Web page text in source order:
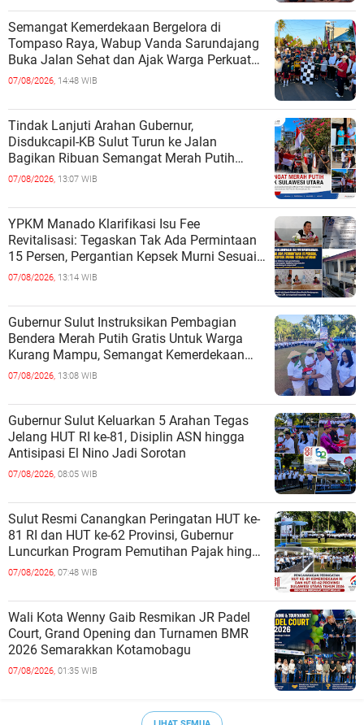
Semangat Kemerdekaan Bergelora di
Tompaso Raya, Wabup Vanda Sarundajang
Buka Jalan Sehat dan Ajak Warga Perkuat
Persatuan
07/08/2026, 14:48 WIB
Tindak Lanjuti Arahan Gubernur,
Disdukcapil-KB Sulut Turun ke Jalan
Bagikan Ribuan Semangat Merah Putih
kepada Masyarakat
07/08/2026, 13:07 WIB
YPKM Manado Klarifikasi Isu Fee
Revitalisasi: Tegaskan Tak Ada Permintaan
15 Persen, Pergantian Kepsek Murni Sesuai
Aturan
07/08/2026, 13:14 WIB
Gubernur Sulut Instruksikan Pembagian
Bendera Merah Putih Gratis Untuk Warga
Kurang Mampu, Semangat Kemerdekaan
Harus Dirasakan Semua
07/08/2026, 13:08 WIB
Gubernur Sulut Keluarkan 5 Arahan Tegas
Jelang HUT RI ke-81, Disiplin ASN hingga
Antisipasi El Nino Jadi Sorotan
07/08/2026, 08:05 WIB
Sulut Resmi Canangkan Peringatan HUT ke-
81 RI dan HUT ke-62 Provinsi, Gubernur
Luncurkan Program Pemutihan Pajak hingga
Pembagian Jutaan Bibit Kelapa
07/08/2026, 07:48 WIB
Wali Kota Wenny Gaib Resmikan JR Padel
Court, Grand Opening dan Turnamen BMR
2026 Semarakkan Kotamobagu
07/08/2026, 01:35 WIB